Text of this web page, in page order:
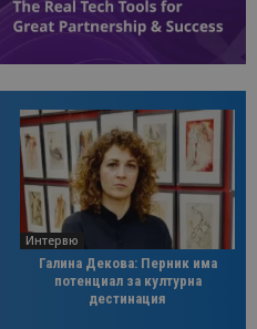
Интервю
Галина Декова: Перник има
потенциал за културна
дестинация